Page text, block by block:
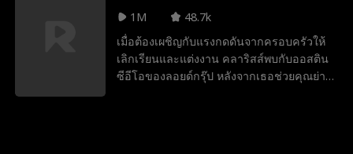
1M
48.7k
เมื่อต้องเผชิญกับแรงกดดันจากครอบครัวให้
เลิกเรียนและแต่งงาน คลาริสส์พบกับออสติน
ซีอีโอของลอยด์กรุ๊ป หลังจากเธอช่วยคุณย่า